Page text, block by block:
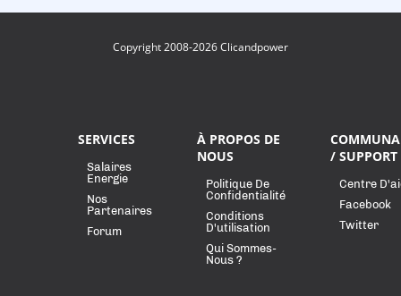
Copyright 2008-2026 Clicandpower
SERVICES
Salaires
Energie
Nos
Partenaires
Forum
À PROPOS DE
NOUS
Politique De
Confidentialité
Conditions
D'utilisation
Qui Sommes-
Nous ?
/ SUPPORT
Centre
Facebook
Twitter